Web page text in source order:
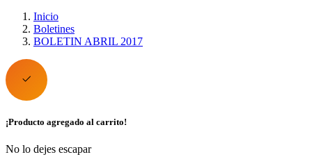
Inicio
Boletines
BOLETIN ABRIL 2017
¡Producto agregado al carrito!
No lo dejes escapar